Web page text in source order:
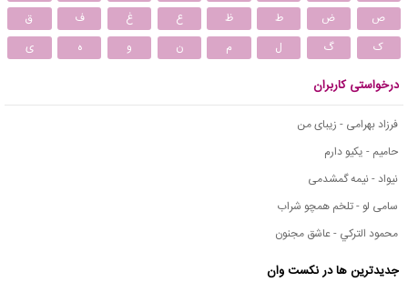
ص
ض ط ظ ع غ ف
ق
ک
گ ل م ن و ه ی
درخواستی کاربران
فرزاد بهرامی - زیبای من
حامیم - یکیو دارم
نیواد - نیمه گمشدمی
سامی لو - تلخم همچو شراب
محمود التركي - عاشق مجنون
جدیدترین ها در نکست وان